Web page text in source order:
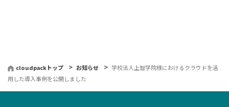
cloudpackトップ お知らせ
学校法人上智学院様におけるクラウドを活
用した導入事例を公開しました